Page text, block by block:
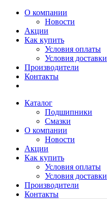
О компании
Новости
Акции
Как купить
Условия оплаты
Условия доставки
Производители
Контакты
Каталог
Подшипники
Смазки
О компании
Новости
Акции
Как купить
Условия оплаты
Условия доставки
Производители
Контакты